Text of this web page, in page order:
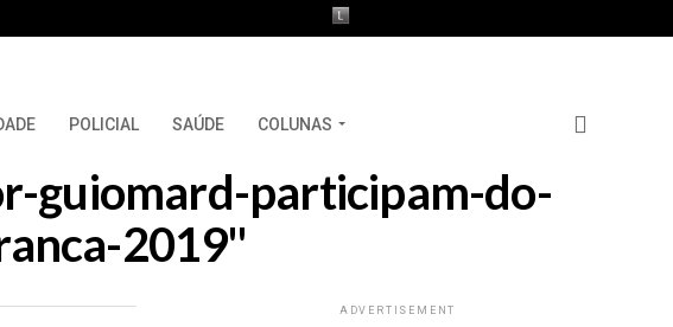
POLICIAL SAÚDE COLUNAS
guiomard-participam-do-
2019"
ADVERTISEMENT